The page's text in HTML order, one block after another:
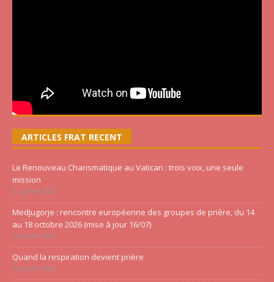
ARTICLES FRAT RECENT
Le Renouveau Charismatique au Vatican : trois voix, une seule
mission
21 juillet 2026
Medjugorje : rencontre européenne des groupes de prière, du 14
au 18 octobre 2026 (mise à jour 16/07)
16 juillet 2026
Quand la respiration devient prière
14 juillet 2026